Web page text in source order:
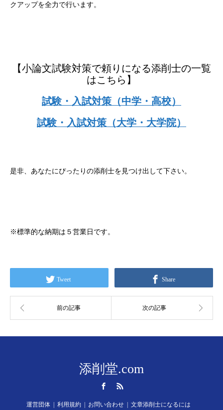
クアップを全力で行います。
【小論文試験対策で頼りになる添削士の一覧
はこちら】
試験・入試対策（中学・高校）
試験・入試対策（大学・大学院）
是非、あなたにぴったりの添削士を見つけ出して下さい。
※標準的な納期は５営業日です。
Tweet Share
添削堂.com
運営団体 利用規約 お問い合わせ 文章添削士になるには